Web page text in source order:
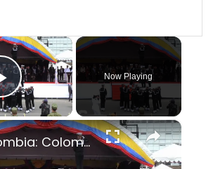
×
Play Video
Now Playing
×
Colombia: Colombia's Independence Day Parade in Bogota.